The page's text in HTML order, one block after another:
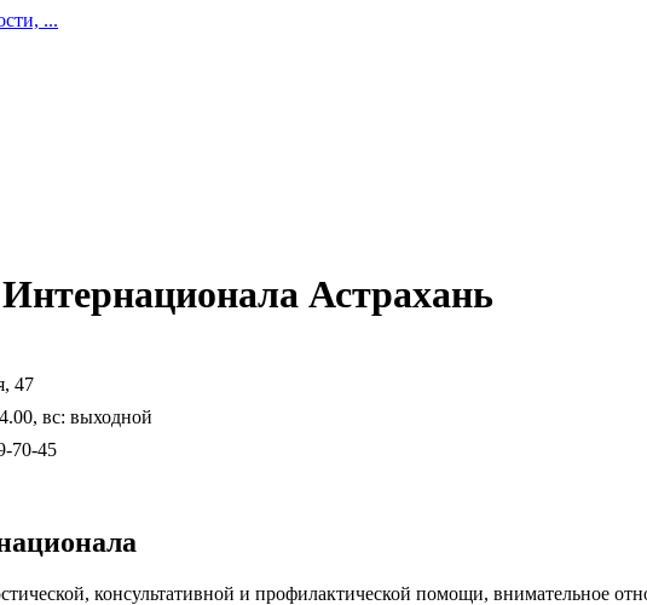
...
Астрахань
47
вс: выходной
70-45
консультативной и профилактической помощи, внимательное